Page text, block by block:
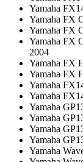
Yamaha
Yamaha FX
Yamaha FX
Yamaha FX
2004
Yamaha FX
Yamaha FX
Yamaha
Yamaha
Yamaha
Yamaha
Yamaha
Yamaha
Yamaha